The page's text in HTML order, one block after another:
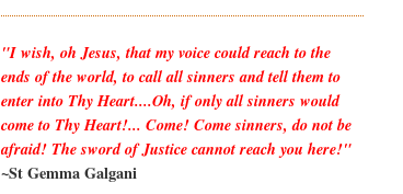
"I wish, oh Jesus, that my voice could reach to the
ends of the world, to call all sinners and tell them to
enter into Thy Heart....Oh, if only all sinners would
come to Thy Heart!... Come! Come sinners, do not be
afraid! The sword of Justice cannot reach you here!"
~St Gemma Galgani